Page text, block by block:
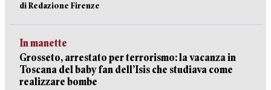
di Redazione Firenze
In manette
Grosseto, arrestato per terrorismo: la vacanza in
Toscana del baby fan dell’Isis che studiava come
realizzare bombe